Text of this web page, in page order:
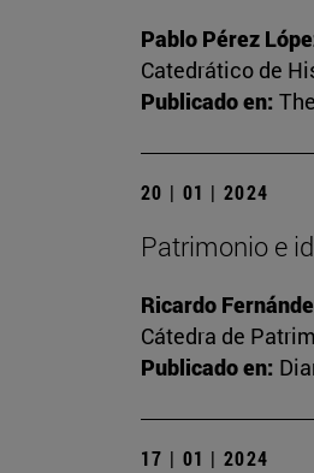
Pablo Pérez
Catedrático de
Publicado en:
20 | 01 | 2024
Patrimonio e
Ricardo
Cátedra de
Publicado en:
17 | 01 | 2024